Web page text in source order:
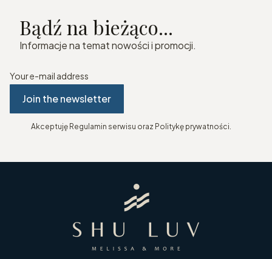
Bądź na bieżąco...
Informacje na temat nowości i promocji.
Your e-mail address
Join the newsletter
Akceptuję Regulamin serwisu oraz Politykę prywatności.